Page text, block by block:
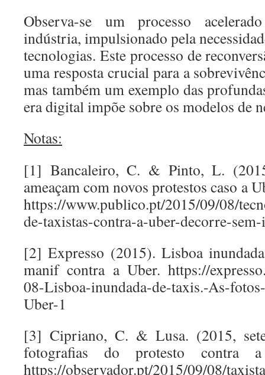
Observa-se um processo
indústria, impulsionado pela
tecnologias. Este processo de
uma resposta crucial para a
mas também um exemplo das
era digital impõe sobre os modelos de
Notas:
[1] Bancaleiro, C. & Pinto, L.
ameaçam com novos protestos caso a
https://www.publico.pt/2015/09/08/
de-taxistas-contra-a-uber-decorre-
[2] Expresso (2015). Lisboa
manif contra a Uber. https://
08-Lisboa-inundada-de-taxis.-As-
Uber-1
[3] Cipriano, C. & Lusa. (2015,
fotografias do protesto
https://observador.pt/2015/09/08/